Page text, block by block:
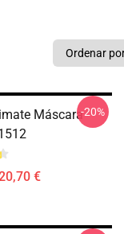
Máscara
€
-20%